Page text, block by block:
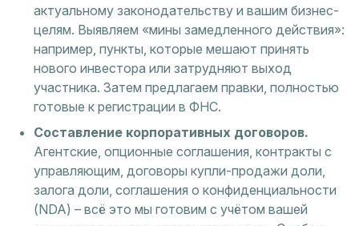
актуальному законодательству и вашим бизнес-
целям. Выявляем «мины замедленного действия»:
например, пункты, которые мешают принять
нового инвестора или затрудняют выход
участника. Затем предлагаем правки, полностью
готовые к регистрации в ФНС.
Составление корпоративных договоров.
Агентские, опционные соглашения, контракты с
управляющим, договоры купли-продажи доли,
залога доли, соглашения о конфиденциальности
(NDA) – всё это мы готовим с учётом вашей